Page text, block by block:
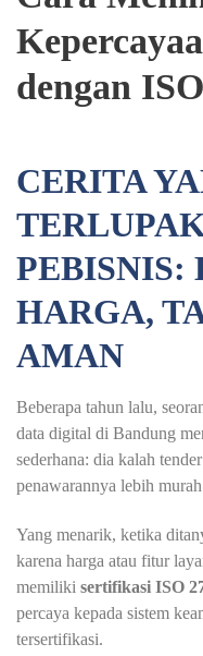
dengan ISO
CERITA
PEBISNIS:
HARGA,
AMAN
Beberapa tahun lalu,
data digital di Bandung
sederhana: dia kalah
penawarannya lebih
Yang menarik, ketika
karena harga atau fitur
memiliki sertifikasi ISO
percaya kepada sistem
tersertifikasi.